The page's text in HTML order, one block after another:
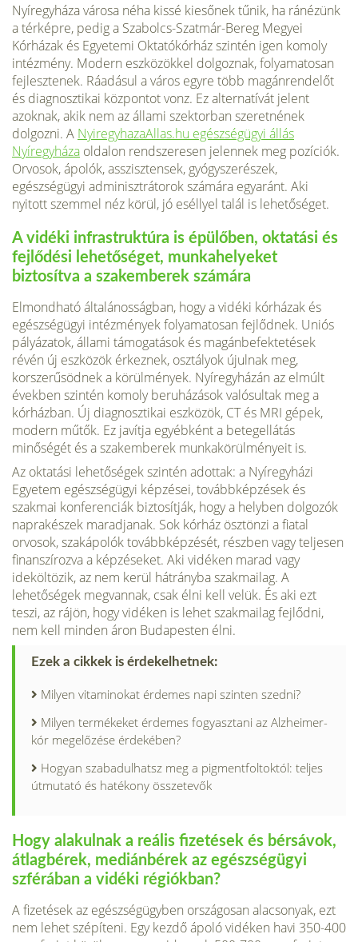
Nyíregyháza városa néha kissé kiesőnek tűnik, ha ránézünk
a térképre, pedig a Szabolcs-Szatmár-Bereg Megyei
Kórházak és Egyetemi Oktatókórház szintén igen komoly
intézmény. Modern eszközökkel dolgoznak, folyamatosan
fejlesztenek. Ráadásul a város egyre több magánrendelőt
és diagnosztikai központot vonz. Ez alternatívát jelent
azoknak, akik nem az állami szektorban szeretnének
dolgozni. A NyiregyhazaAllas.hu egészségügyi állás
Nyíregyháza oldalon rendszeresen jelennek meg pozíciók.
Orvosok, ápolók, asszisztensek, gyógyszerészek,
egészségügyi adminisztrátorok számára egyaránt. Aki
nyitott szemmel néz körül, jó eséllyel talál is lehetőséget.
A vidéki infrastruktúra is épülőben, oktatási és
fejlődési lehetőséget, munkahelyeket
biztosítva a szakemberek számára
Elmondható általánosságban, hogy a vidéki kórházak és
egészségügyi intézmények folyamatosan fejlődnek. Uniós
pályázatok, állami támogatások és magánbefektetések
révén új eszközök érkeznek, osztályok újulnak meg,
korszerűsödnek a körülmények. Nyíregyházán az elmúlt
években szintén komoly beruházások valósultak meg a
kórházban. Új diagnosztikai eszközök, CT és MRI gépek,
modern műtők. Ez javítja egyébként a betegellátás
minőségét és a szakemberek munkakörülményeit is.
Az oktatási lehetőségek szintén adottak: a Nyíregyházi
Egyetem egészségügyi képzései, továbbképzések és
szakmai konferenciák biztosítják, hogy a helyben dolgozók
naprakészek maradjanak. Sok kórház ösztönzi a fiatal
orvosok, szakápolók továbbképzését, részben vagy teljesen
finanszírozva a képzéseket. Aki vidéken marad vagy
ideköltözik, az nem kerül hátrányba szakmailag. A
lehetőségek megvannak, csak élni kell velük. És aki ezt
teszi, az rájön, hogy vidéken is lehet szakmailag fejlődni,
nem kell minden áron Budapesten élni.
Ezek a cikkek is érdekelhetnek:
Milyen vitaminokat érdemes napi szinten szedni?
Milyen termékeket érdemes fogyasztani az Alzheimer-
kór megelőzése érdekében?
Hogyan szabadulhatsz meg a pigmentfoltoktól: teljes
útmutató és hatékony összetevők
Hogy alakulnak a reális fizetések és bérsávok,
átlagbérek, mediánbérek az egészségügyi
szférában a vidéki régiókban?
A fizetések az egészségügyben országosan alacsonyak, ezt
nem lehet szépíteni. Egy kezdő ápoló vidéken havi 350-400